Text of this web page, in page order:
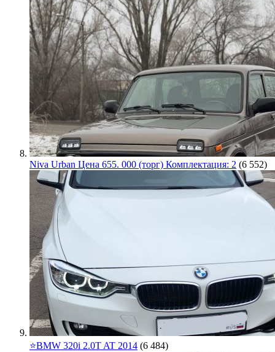
Niva Urban Цена 655. 000 (торг) Комплектация: 2 (6 552)
⭐️BMW 320i 2.0T AT 2014 (6 484)